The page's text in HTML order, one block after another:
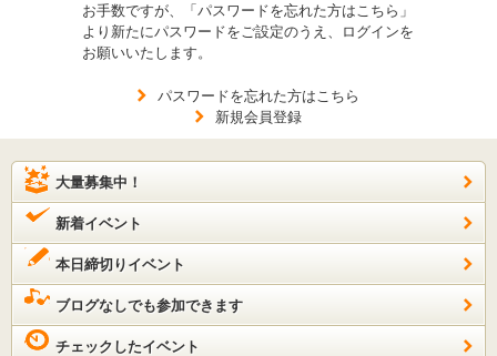
お手数ですが、「パスワードを忘れた方はこちら」
より新たにパスワードをご設定のうえ、ログインを
お願いいたします。
パスワードを忘れた方はこちら
新規会員登録
大量募集中！
新着イベント
本日締切りイベント
ブログなしでも参加できます
チェックしたイベント